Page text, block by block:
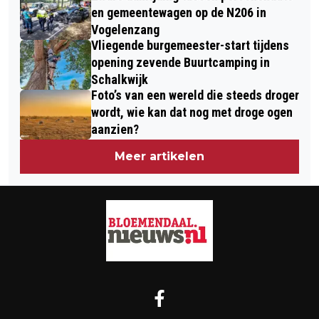
ONGELUK VELSERBROEK
en gemeentewagen op de N206 in
Vogelenzang
Vliegende burgemeester-start tijdens
opening zevende Buurtcamping in
Schalkwijk
Foto’s van een wereld die steeds droger
wordt, wie kan dat nog met droge ogen
aanzien?
Meer artikelen